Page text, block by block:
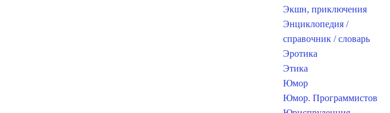
Экшн, приключения
Энциклопедия /
справочник / словарь
Эротика
Этика
Юмор
Юмор. Программистов